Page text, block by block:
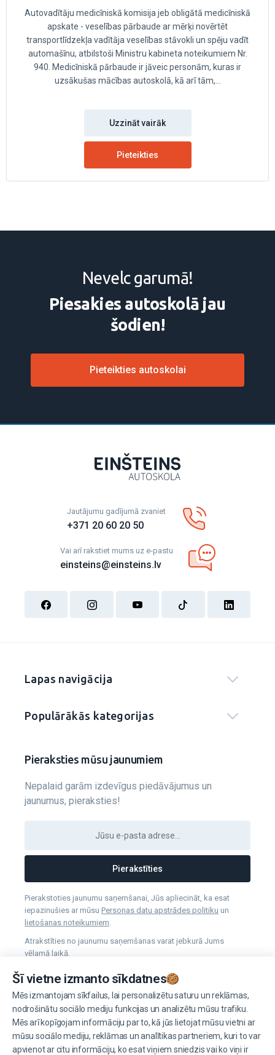
Autovadītāju medicīniskā komisija jeb obligātā medicīniskā
apskate - veselības pārbaude ar mērķi novērtēt
transportlīdzekļa vadītāja veselības stāvokli un spēju vadīt
automašīnu, atbilstoši Ministru kabineta noteikumiem Nr.
940. Medicīniskā pārbaude ir jāveic personām, kuras ir
uzsākušas mācības autoskolā, kā arī tām,...
Uzzināt vairāk
Pieteikties
Nevelc garumā!
Piesakies autoskolā jau
šodien!
Pieteikties autoskolai
Šī vietne izmanto sīkdatnes
Mēs izmantojam sīkfailus, lai personalizētu saturu un reklāmas,
nodrošinātu sociālo mediju funkcijas un analizētu mūsu trafiku.
Mēs arī kopīgojam informāciju par to, kā jūs lietojat mūsu vietni ar
mūsu sociālo mediju, reklāmas un analītikas partneriem, kuri to var
apvienot ar citu informāciju, ko esat viņiem sniedzis vai ko viņi ir
Jautājumu gadījumā zvaniet
+371 20 60 20 50
Vai arī rakstiet mums uz e-pastu
einsteins@einsteins.lv
Lapas navigācija
Populārākās kategorijas
Pieraksties mūsu jaunumiem
Nepalaid garām izdevīgus piedāvājumus un
jaunumus, pieraksties!
Pierakstīties
Pierakstoties jaunumu saņemšanai, Jūs apliecināt, ka esat
iepazinušies ar mūsu Personas datu apstrādes politiku un
lietošanas noteikumiem.
Atrakstīties no jaunumu saņemšanas varat jebkurā Jums
vēlamā laikā.
Pārvaldīt sīkdatnes